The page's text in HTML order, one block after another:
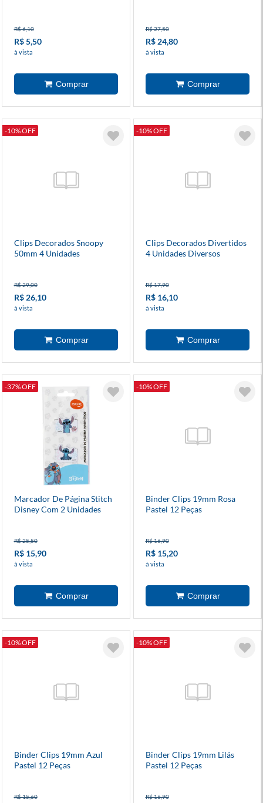
R$ 6,10
R$ 5,50
à vista
R$ 27,50
R$ 24,80
à vista
-10% OFF
Clips Decorados Snoopy
50mm 4 Unidades
R$ 29,00
R$ 26,10
à vista
-10% OFF
Clips Decorados Divertidos
4 Unidades Diversos
R$ 17,90
R$ 16,10
à vista
-37% OFF
Marcador De Página Stitch
Disney Com 2 Unidades
R$ 25,50
R$ 15,90
à vista
-10% OFF
Binder Clips 19mm Rosa
Pastel 12 Peças
R$ 16,90
R$ 15,20
à vista
-10% OFF
Binder Clips 19mm Azul
Pastel 12 Peças
R$ 15,60
-10% OFF
Binder Clips 19mm Lilás
Pastel 12 Peças
R$ 16,90